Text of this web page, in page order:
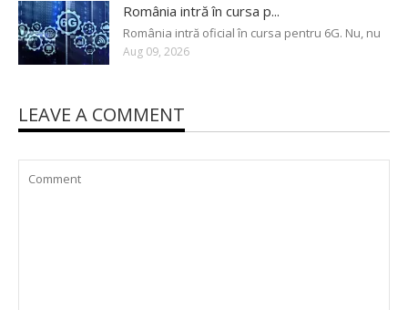
România intră în cursa p...
România intră oficial în cursa pentru 6G. Nu, nu
Aug 09, 2026
LEAVE A COMMENT